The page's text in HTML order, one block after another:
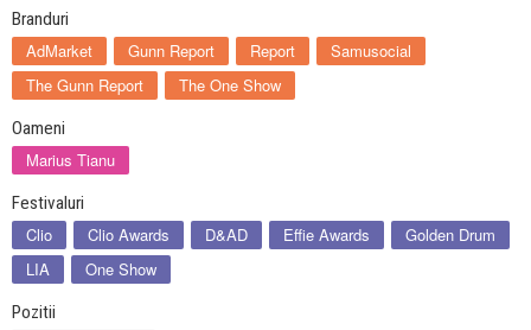
Branduri
AdMarket Gunn Report Report
Samusocial
The Gunn Report
The One Show
Oameni
Marius Tianu
Festivaluri
Clio Clio Awards D&AD Effie Awards
Golden Drum
LIA
One Show
Pozitii